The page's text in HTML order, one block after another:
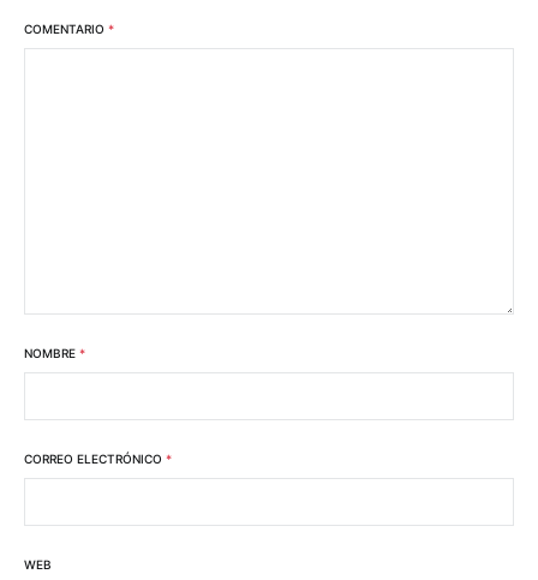
COMENTARIO *
NOMBRE *
CORREO ELECTRÓNICO *
WEB